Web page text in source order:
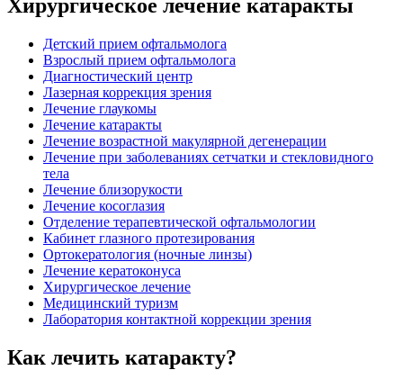
Хирургическое лечение катаракты
Детский прием офтальмолога
Взрослый прием офтальмолога
Диагностический центр
Лазерная коррекция зрения
Лечение глаукомы
Лечение катаракты
Лечение возрастной макулярной дегенерации
Лечение при заболеваниях сетчатки и стекловидного
тела
Лечение близорукости
Лечение косоглазия
Отделение терапевтической офтальмологии
Кабинет глазного протезирования
Ортокератология (ночные линзы)
Лечение кератоконуса
Хирургическое лечение
Медицинский туризм
Лаборатория контактной коррекции зрения
Как лечить катаракту?